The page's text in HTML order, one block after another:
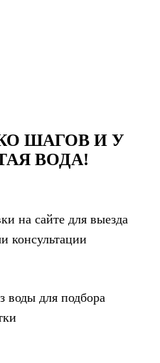
ШАГОВ И У
ВОДА!
на сайте для выезда
консультации
воды для подбора